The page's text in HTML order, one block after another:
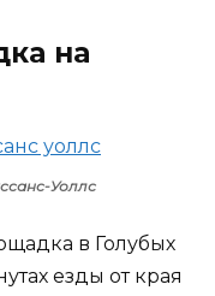
на
Уоллс
в Голубых
езды от края